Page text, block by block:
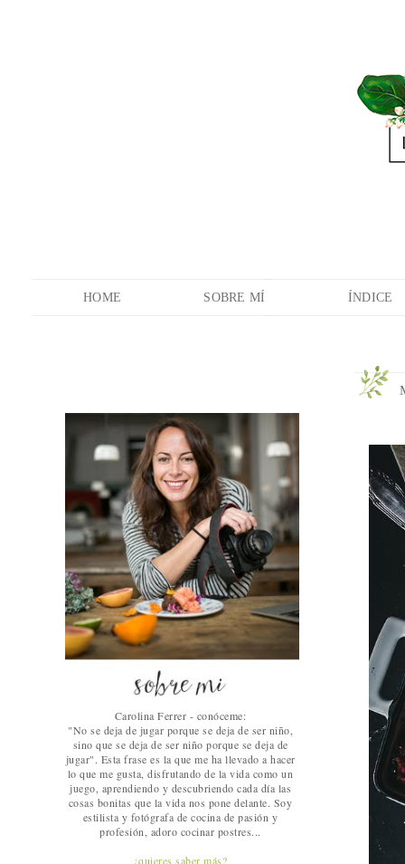
HOME SOBRE MÍ ÍNDICE
Carolina Ferrer - conóceme:
"No se deja de jugar porque se deja de ser niño,
sino que se deja de ser niño porque se deja de
jugar". Esta frase es la que me ha llevado a hacer
lo que me gusta, disfrutando de la vida como un
juego, aprendiendo y descubriendo cada día las
cosas bonitas que la vida nos pone delante. Soy
estilista y fotógrafa de cocina de pasión y
profesión, adoro cocinar postres...
¿quieres saber más?